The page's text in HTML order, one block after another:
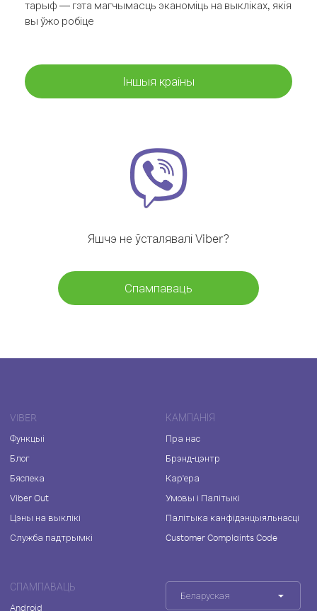
тарыф — гэта магчымасць эканоміць на выкліках, якія
вы ўжо робіце
Іншыя краіны
Яшчэ не ўсталявалі Viber?
Спампаваць
VIBER
Функцыі
Блог
Бяспека
Viber Out
Цэны на выклікі
Служба падтрымкі
КАМПАНІЯ
Пра нас
Брэнд-цэнтр
Кар'ера
Умовы і Палітыкі
Палітыка канфідэнцыяльнасці
Customer Complaints Code
СПАМПАВАЦЬ
Android
Беларуская